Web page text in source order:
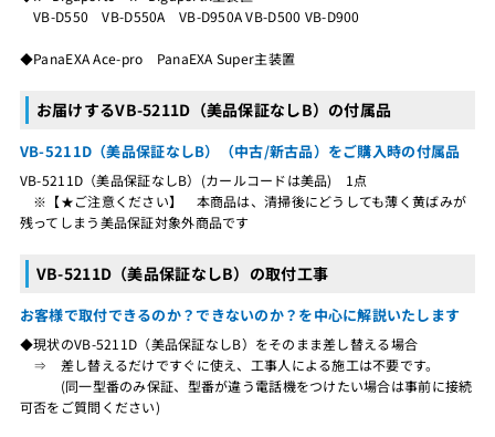
VB-D550 VB-D550A VB-D950A VB-D500 VB-D900
◆PanaEXA Ace-pro PanaEXA Super主装置
お届けするVB-5211D（美品保証なしB）の付属品
VB-5211D（美品保証なしB）（中古/新古品）をご購入時の付属品
VB-5211D（美品保証なしB）(カールコードは美品) 1点
※【★ご注意ください】 本商品は、清掃後にどうしても薄く黄ばみが
残ってしまう美品保証対象外商品です
VB-5211D（美品保証なしB）の取付工事
お客様で取付できるのか？できないのか？を中心に解説いたします
◆現状のVB-5211D（美品保証なしB）をそのまま差し替える場合
⇒ 差し替えるだけですぐに使え、工事人による施工は不要です。
(同一型番のみ保証、型番が違う電話機をつけたい場合は事前に接続
可否をご質問ください)